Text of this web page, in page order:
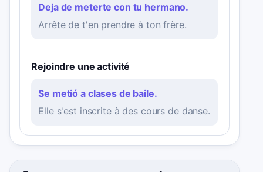
Deja de meterte con tu hermano.
Arrête de t'en prendre à ton frère.
Rejoindre une activité
Se metió a clases de baile.
Elle s'est inscrite à des cours de danse.